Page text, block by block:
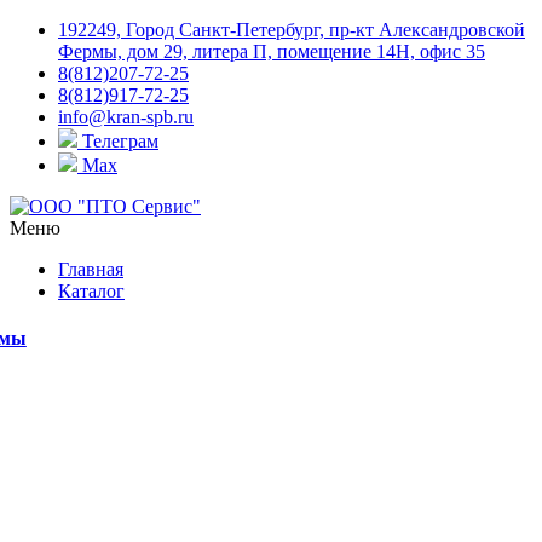
192249, Город Санкт-Петербург, пр-кт Александровской
Фермы, дом 29, литера П, помещение 14Н, офис 35
8(812)207-72-25
8(812)917-72-25
info@kran-spb.ru
Телеграм
Max
Меню
Главная
Каталог